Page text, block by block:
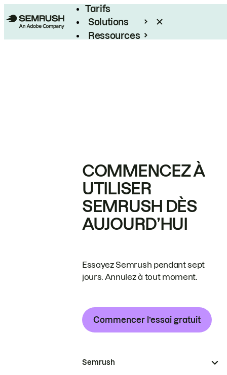
Tarifs
Solutions
Ressources
COMMENCEZ À
UTILISER
SEMRUSH DÈS
AUJOURD’HUI
Essayez Semrush pendant sept
jours. Annulez à tout moment.
Commencer l’essai gratuit
Semrush